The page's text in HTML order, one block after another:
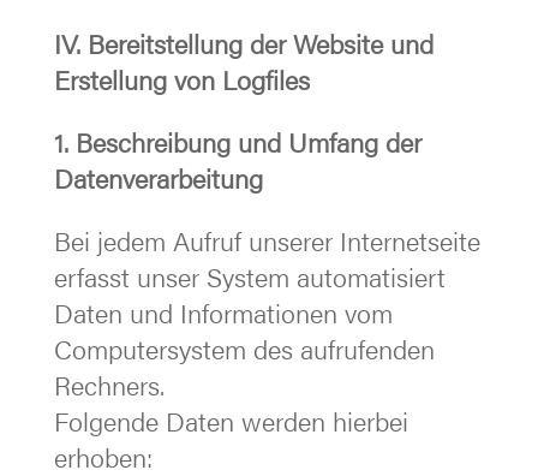
IV. Bereitstellung der Website und
Erstellung von Logfiles
1. Beschreibung und Umfang der
Datenverarbeitung
Bei jedem Aufruf unserer Internetseite
erfasst unser System automatisiert
Daten und Informationen vom
Computersystem des aufrufenden
Rechners.
Folgende Daten werden hierbei
erhoben: